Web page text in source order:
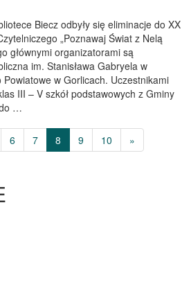
Biecz odbyły się eliminacje do XX
„Poznawaj Świat z Nelą
głównymi organizatorami są
im. Stanisława Gabryela w
w Gorlicach. Uczestnikami
III – V szkół podstawowych z Gminy
…
6 7 8 9 10 »